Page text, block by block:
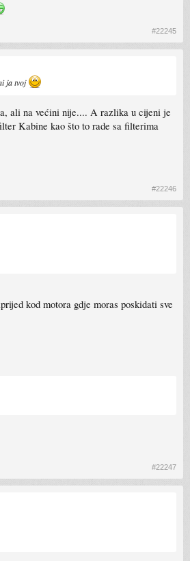
#22245
ja tvoj
ali na većini nije.... A razlika u cijeni je
Kabine kao što to rade sa filterima
#22246
kod motora gdje moras poskidati sve
#22247